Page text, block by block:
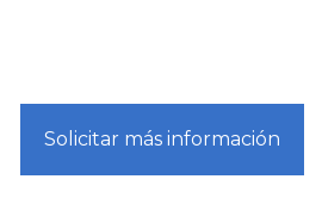
Solicitar más información